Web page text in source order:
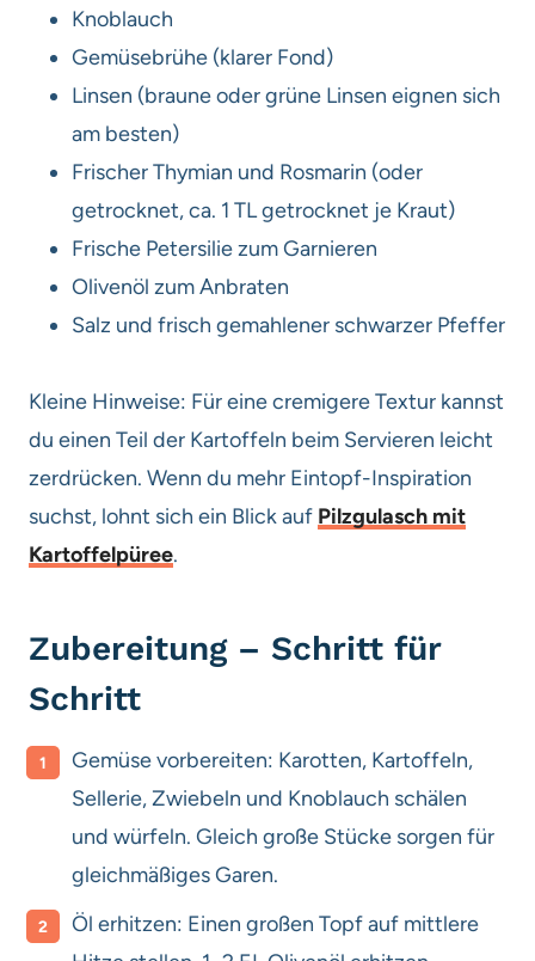
Knoblauch
Gemüsebrühe (klarer Fond)
Linsen (braune oder grüne Linsen eignen sich
am besten)
Frischer Thymian und Rosmarin (oder
getrocknet, ca. 1 TL getrocknet je Kraut)
Frische Petersilie zum Garnieren
Olivenöl zum Anbraten
Salz und frisch gemahlener schwarzer Pfeffer
Kleine Hinweise: Für eine cremigere Textur kannst
du einen Teil der Kartoffeln beim Servieren leicht
zerdrücken. Wenn du mehr Eintopf-Inspiration
suchst, lohnt sich ein Blick auf Pilzgulasch mit
Kartoffelpüree.
Zubereitung – Schritt für
Schritt
Gemüse vorbereiten: Karotten, Kartoffeln,
Sellerie, Zwiebeln und Knoblauch schälen
und würfeln. Gleich große Stücke sorgen für
gleichmäßiges Garen.
Öl erhitzen: Einen großen Topf auf mittlere